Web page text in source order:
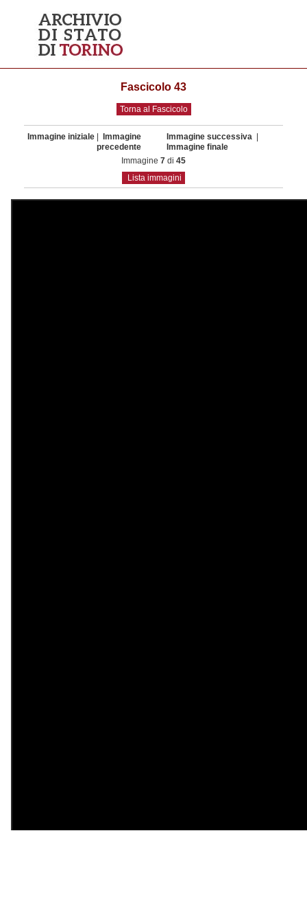
Fascicolo 43
Torna al Fascicolo
Immagine iniziale
Immagine
precedente
Immagine successiva
Immagine finale
Immagine 7 di 45
Lista immagini